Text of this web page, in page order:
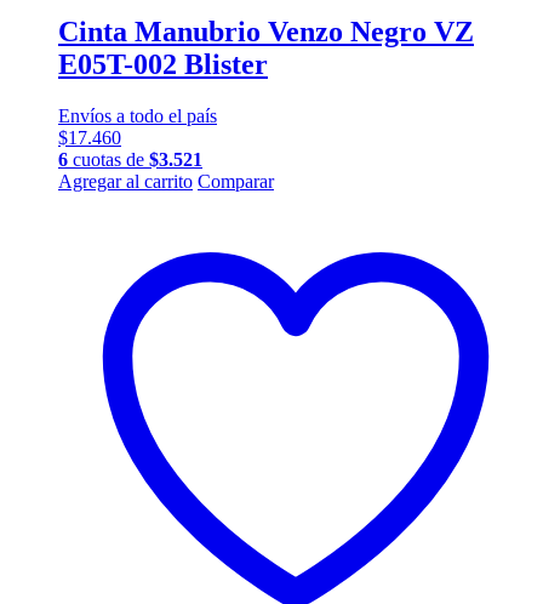
Cinta Manubrio Venzo Negro VZ
E05T-002 Blister
Envíos a todo el país
$17.460
6 cuotas de $3.521
Agregar al carrito Comparar